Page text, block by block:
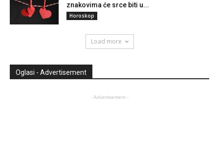
znakovima će srce biti u...
Horoskop
Load more
Oglasi - Advertisement
- Advertisement -